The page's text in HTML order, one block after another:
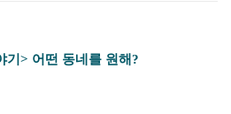
기> 어떤 동네를 원해?